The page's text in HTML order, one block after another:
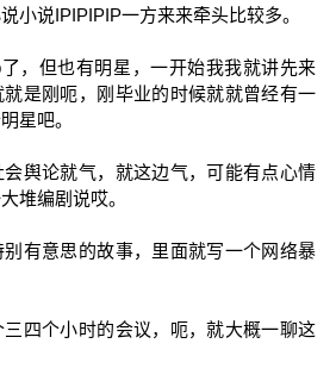
小说IPIPIPIP一方来来牵头比较多。
，但也有明星，一开始我我就讲先来
是刚呃，刚毕业的时候就就曾经有一
星吧。
舆论就气，就这边气，可能有点心情
堆编剧说哎。
有意思的故事，里面就写一个网络暴
四个小时的会议，呃，就大概一聊这